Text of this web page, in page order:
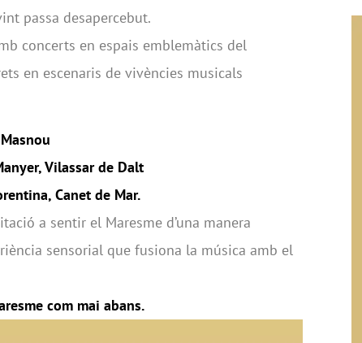
passa desapercebut.
concerts en espais emblemàtics del
en escenaris de vivències musicals
Vilassar de Dalt
Canet de Mar.
a sentir el Maresme d’una manera
sensorial que fusiona la música amb el
com mai abans.